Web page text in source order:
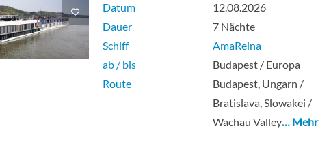
Datum
12.08.2026
Dauer
7 Nächte
Schiff
AmaReina
ab / bis
Budapest / Europa
Route
Budapest, Ungarn /
Bratislava, Slowakei /
Wachau Valley… Mehr